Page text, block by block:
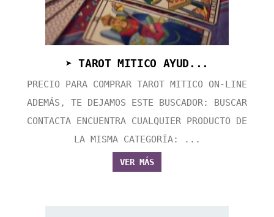
➤ TAROT MITICO AYUD...
PRECIO PARA COMPRAR TAROT MITICO ON-LINE
ADEMÁS, TE DEJAMOS ESTE BUSCADOR: BUSCAR
CONTACTA ENCUENTRA CUALQUIER PRODUCTO DE
LA MISMA CATEGORÍA: ...
VER MÁS